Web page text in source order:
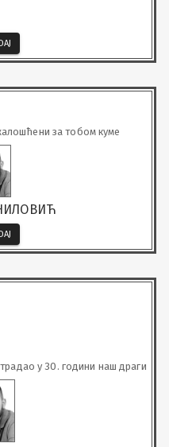
за тобом куме
у 30. години наш драги